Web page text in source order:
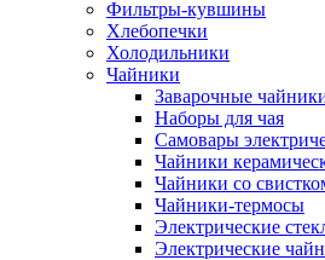
Фильтры-кувшины
Хлебопечки
Холодильники
Чайники
Заварочные
Наборы для чая
Самовары
Чайники
Чайники со
Чайники-термосы
Электрические
Электрические